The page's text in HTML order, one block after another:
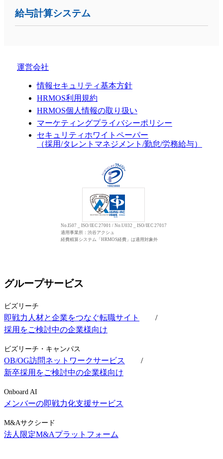
給与計算システム
運営会社
情報セキュリティ基本方針
HRMOS利用規約
HRMOS個人情報の取り扱い
マーケティングプライバシーポリシー
セキュリティホワイトペーパー
（採用/タレントマネジメント/勤怠/労務給与）
No.I507 _ ISO/IEC 27001 / No.U032 _ ISO/IEC 27017
適用事業所：渋谷アクシュ
経費精算システム「HRMOS経費」は適用対象外
グループサービス
ビズリーチ
即戦力人材と企業をつなぐ転職サイト
/
採用をご検討中の企業様向け
ビズリーチ・キャンパス
OB/OG訪問ネットワークサービス
/
新卒採用をご検討中の企業様向け
Onboard AI
メンバーの即戦力化支援サービス
M&Aサクシード
法人限定M&Aプラットフォーム